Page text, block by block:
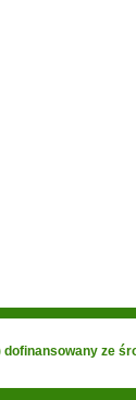
dofinansowany ze